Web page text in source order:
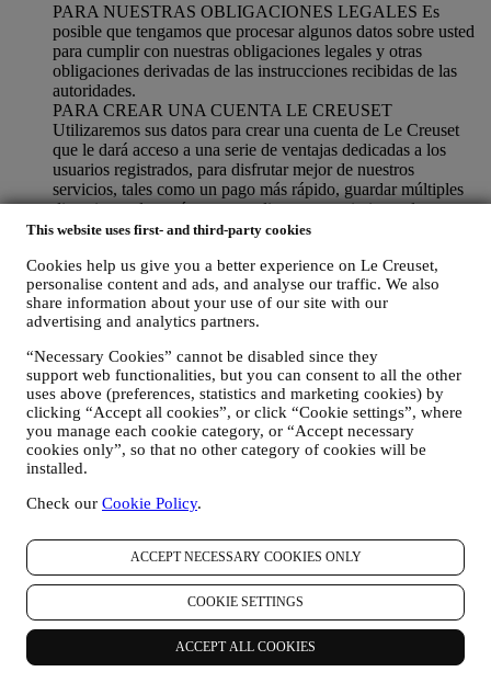
This website uses first- and third-party cookies
Cookies help us give you a better experience on Le Creuset,
personalise content and ads, and analyse our traffic. We also
share information about your use of our site with our
advertising and analytics partners.
“Necessary Cookies” cannot be disabled since they
support web functionalities, but you can consent to all the other
uses above (preferences, statistics and marketing cookies) by
clicking “Accept all cookies”, or click “Cookie settings”, where
you manage each cookie category, or “Accept necessary
cookies only”, so that no other category of cookies will be
installed.
Check our Cookie Policy.
ACCEPT NECESSARY COOKIES ONLY
COOKIE SETTINGS
ACCEPT ALL COOKIES
PARA NUESTRAS OBLIGACIONES LEGALES Es
posible que tengamos que procesar algunos datos sobre usted
para cumplir con nuestras obligaciones legales y otras
obligaciones derivadas de las instrucciones recibidas de las
autoridades.
PARA CREAR UNA CUENTA LE CREUSET
Utilizaremos sus datos para crear una cuenta de Le Creuset
que le dará acceso a una serie de ventajas dedicadas a los
usuarios registrados, para disfrutar mejor de nuestros
servicios, tales como un pago más rápido, guardar múltiples
direcciones de envío, ver y realizar un seguimiento de
pedidos. Cualquier actividad de procesamiento es necesaria
una cuenta de Le Creuset.
PARA GESTIONAR SUS PEDIDOS Y
PROPORCIONARLE NUESTROS PRODUCTOS,
SERVICIOS Y ASISTENCIA. Utilizaremos sus datos para
gestionar nuestra relación contractual con usted, su compra de
productos en el Sitio web y/o en nuestras tiendas Le Creuset,
su uso del Sitio web, cualquier asistencia posterior a la venta o
su participación en nuestros concursos. Es posible que
tengamos que procesar algunos datos sobre usted para
nuestros fines administrativos relacionados con nuestra
relación contractual con usted, como contabilidad, facturación
fraude, seguridad, pruebas de sistemas, mantenimiento y
necesitemos ponernos en contacto con usted por razones
administrativas u operativas. Por ejemplo, para enviarle la
confirmación de su compra. También utilizaremos sus datos
personales para responder a sus solicitudes enviadas a través
de nuestros formularios del sitio web u otros canales. Esta
actividad de procesamiento es necesaria para permitirnos
proporcionarle nuestros servicios.